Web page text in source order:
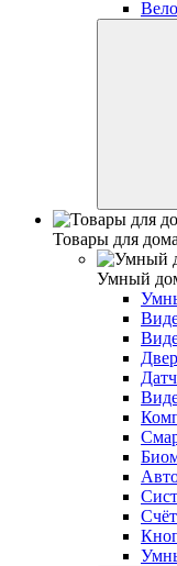
Товары для дома
Умный